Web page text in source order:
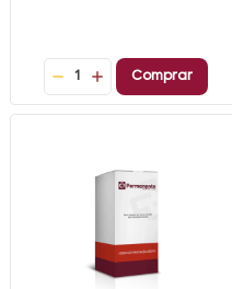
1 Comprar